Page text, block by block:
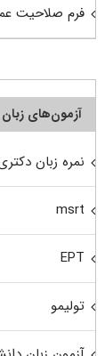
فرم صلاحیت
آزمون‌های
نمره زبان
msrt
EPT
تولیمو